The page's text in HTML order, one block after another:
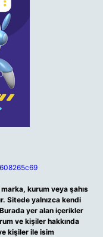
kurum veya şahıs
Sitede yalnızca kendi
Burada yer alan içerikler
ve kişiler hakkında
kişiler ile isim